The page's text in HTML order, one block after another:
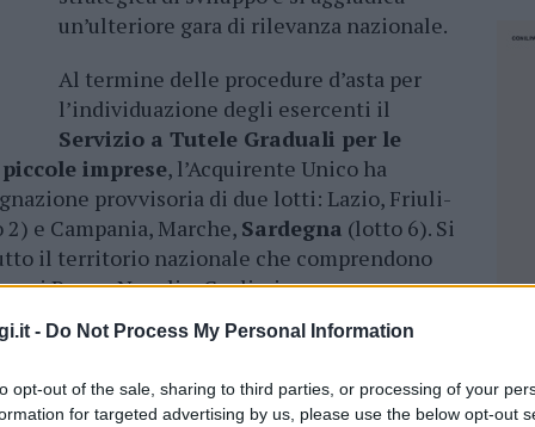
- Do Not Process My Personal Information
opt-out of the sale, sharing to third parties, or processing of your
for targeted advertising by us, please use the below opt-out
un’ulteriore gara di rilevanza nazionale.
Al termine delle procedure d’asta per
l’individuazione degli esercenti il
Servizio a Tutele Graduali per le
imprese, l’Acquirente Unico ha
provvisoria di due lotti: Lazio, Friuli-
e Campania, Marche, Sardegna (lotto 6). Si
il territorio nazionale che comprendono
Roma, Napoli e Cagliari.
1° luglio 2024 al 31 marzo 2027e
per un volume complessivo di oltre 400
annuo stimato dicirca 150 milioni di euro